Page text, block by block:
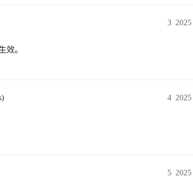
3
效。
4
5